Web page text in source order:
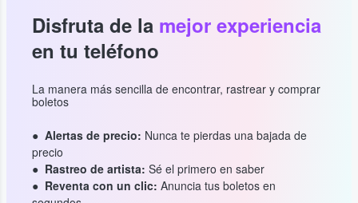
Disfruta de la mejor experiencia
en tu teléfono
La manera más sencilla de encontrar, rastrear y comprar
boletos
Alertas de precio: Nunca te pierdas una bajada de
precio
Rastreo de artista: Sé el primero en saber
Reventa con un clic: Anuncia tus boletos en